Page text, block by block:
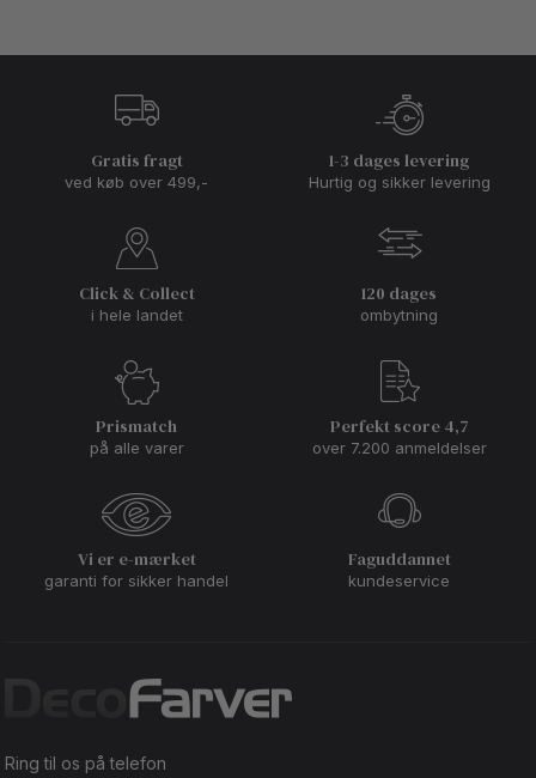
Gratis fragt
ved køb over 499,-
1-3 dages levering
Hurtig og sikker levering
Click & Collect
i hele landet
120 dages
ombytning
Prismatch
på alle varer
Perfekt score 4,7
over 7.200 anmeldelser
Vi er e-mærket
garanti for sikker handel
Faguddannet
kundeservice
Ring til os på telefon